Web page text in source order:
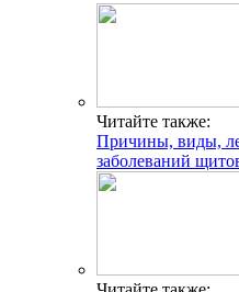
Читайте также:
Причины, виды,
заболеваний